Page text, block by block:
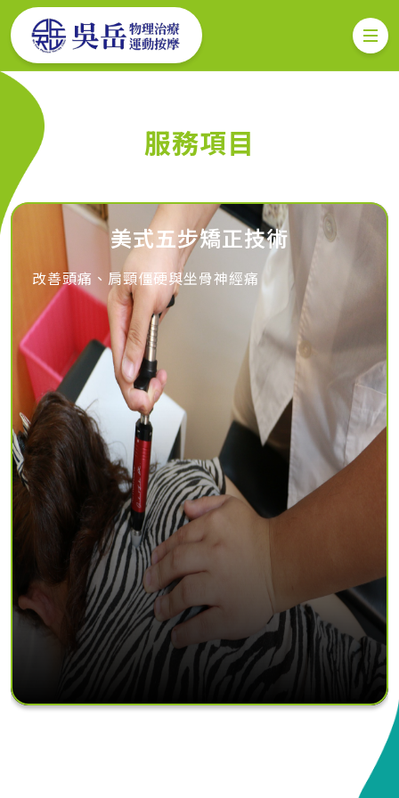
專業脊椎矯正 × 美式運動按摩｜
高雄自費物理治療首選
服務項目
美式五步矯正技術
改善頭痛、肩頸僵硬與坐骨神經痛